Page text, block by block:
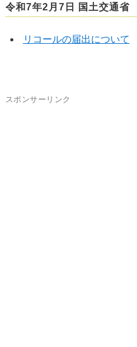
令和7年2月7日 国土交通省
リコールの届出について
スポンサーリンク